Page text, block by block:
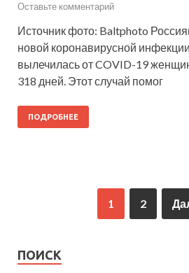
Оставьте комментарий
Источник фото: Baltphoto
новой коронавирусной
вылечилась от COVID-19
318 дней. Этот случай помог
ПОДРОБНЕЕ
1 2
ПОИСК